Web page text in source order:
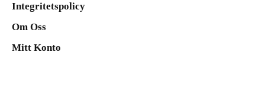
Integritetspolicy
Om Oss
Mitt Konto